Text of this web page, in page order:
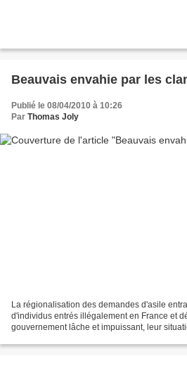
Beauvais envahie par les
Publié le 08/04/2010 à 10:26
Par Thomas Joly
La régionalisation des demandes d'asile
d'individus entrés illégalement en France et
gouvernement lâche et impuissant, leur